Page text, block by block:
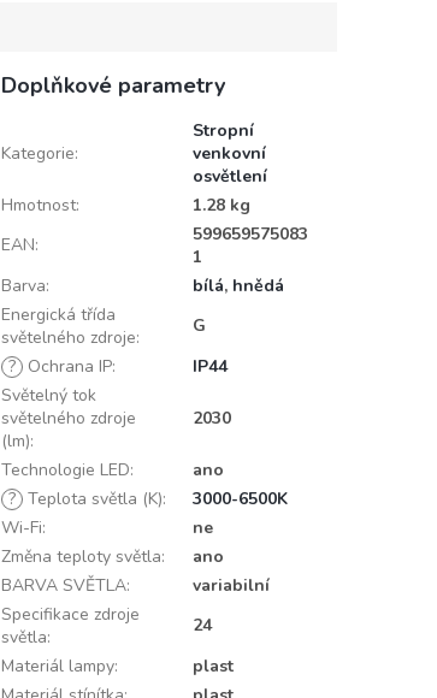
Doplňkové parametry
Kategorie:
Stropní
venkovní
osvětlení
Hmotnost:
1.28 kg
EAN:
599659575083
1
Barva: bílá, hnědá
Energická třída
světelného zdroje:
G
? Ochrana IP:
IP44
Světelný tok
světelného zdroje
(lm):
2030
Technologie LED:
ano
? Teplota světla (K):
3000-6500K
Wi-Fi:
ne
Změna teploty světla:
ano
BARVA SVĚTLA:
variabilní
Specifikace zdroje
světla:
24
Materiál lampy:
plast